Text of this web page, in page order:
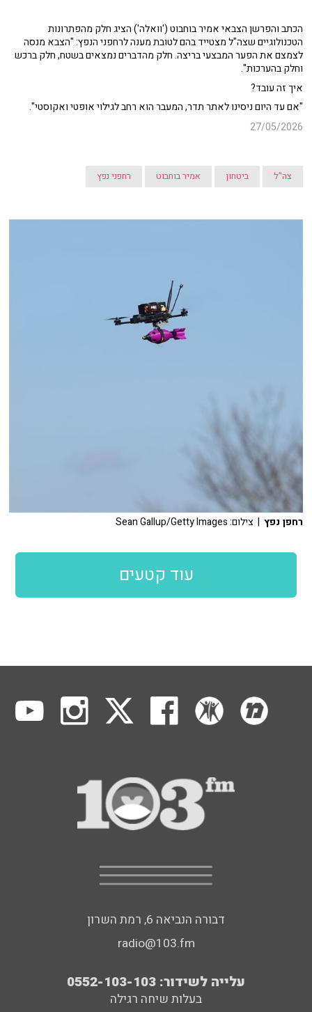
הכתב והפרשן הצבאי אמיר בוחבוט ('וואלה') הציג חלק מהפתרונות
הטכנולוגיים שצה"ל מצטייד בהם לטובת מענה לרחפני הנפץ: "הצבא מנסה
לצמצם את הפער המבצעי בריצה. חלק מהדברים נמצאים בשטח, חלק ברכש
וחלק בהערכות".
איך זה עובד?
"אם עד היום ניסינו לאתר תדר, המעבר הוא רחב לגילוי אופטי ואקוסטי".
27/05/2026
צה"ל ביטחון אמיר בוחבוט רחפני נפץ
רחפן נפץ | צילום: Sean Gallup/Getty Images
עוד קטעים
דבורה הנביאה 6, רמת השרון
radio@103.fm
עלייה לשידור: 0552-103-103
בעלות שיחה רגילה